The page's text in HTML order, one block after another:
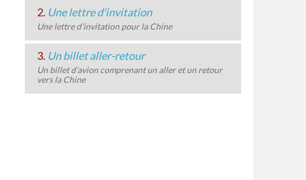
2. Une lettre d'invitation
Une lettre d’invitation pour la Chine
3. Un billet aller-retour
Un billet d’avion comprenant un aller et un retour
vers la Chine